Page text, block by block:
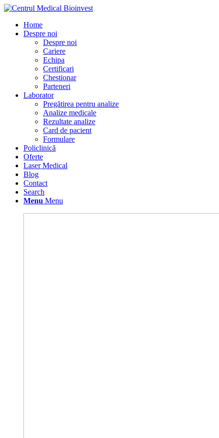
Home
Despre noi
Despre noi
Cariere
Echipa
Certificari
Chestionar
Parteneri
Laborator
Pregătirea pentru analize
Analize medicale
Rezultate analize
Card de pacient
Formulare
Policlinică
Oferte
Laser Medical
Blog
Contact
Search
Menu Menu